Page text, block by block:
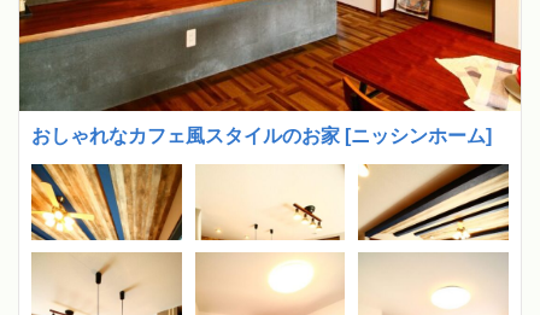
おしゃれなカフェ風スタイルのお家 [ニッシンホーム]